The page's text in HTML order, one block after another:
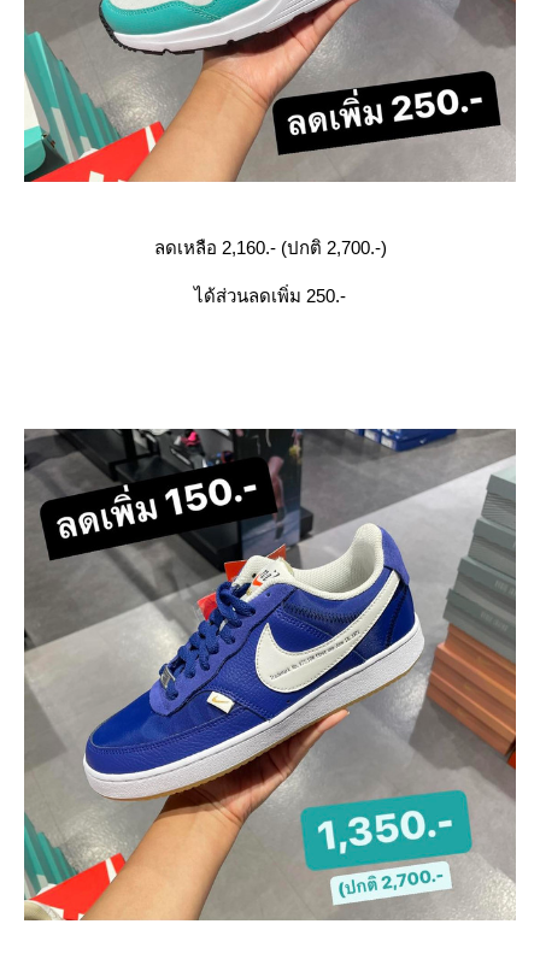
ลดเหลือ 2,160.- (ปกติ 2,700.-)
ได้ส่วนลดเพิ่ม 250.-